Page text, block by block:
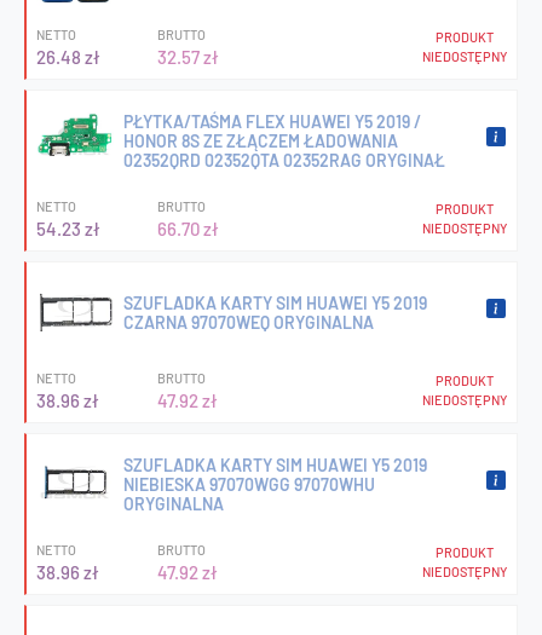
NETTO
26.48 zł
BRUTTO
32.57 zł
PRODUKT
NIEDOSTĘPNY
PŁYTKA/TAŚMA FLEX HUAWEI Y5 2019 /
HONOR 8S ZE ZŁĄCZEM ŁADOWANIA
02352QRD 02352QTA 02352RAG ORYGINAŁ
NETTO
54.23 zł
BRUTTO
66.70 zł
PRODUKT
NIEDOSTĘPNY
SZUFLADKA KARTY SIM HUAWEI Y5 2019
CZARNA 97070WEQ ORYGINALNA
NETTO
38.96 zł
BRUTTO
47.92 zł
PRODUKT
NIEDOSTĘPNY
SZUFLADKA KARTY SIM HUAWEI Y5 2019
NIEBIESKA 97070WGG 97070WHU
ORYGINALNA
NETTO
38.96 zł
BRUTTO
47.92 zł
PRODUKT
NIEDOSTĘPNY